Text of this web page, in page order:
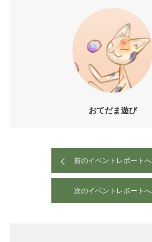
おてだま遊び
前のイベントレポートへ
次のイベントレポートへ